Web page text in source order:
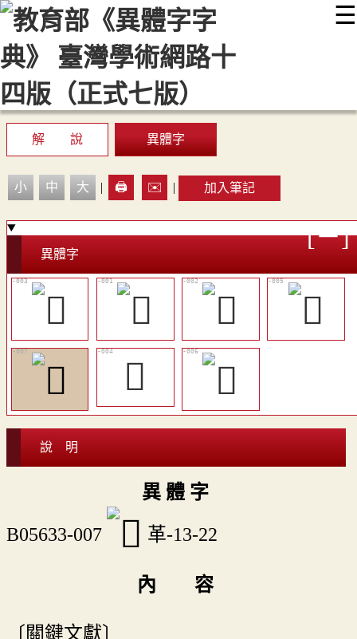
☰
::: 最新消息 常見問題 編輯說明
顯示模式
網站導覽
解 說 異體字
小 中 大 | 🖨️ ✉️ | 加入筆記
異體字
𩍛
說 明
異 體 字
B05633-007 革-13-22
內 容
〔關鍵文獻〕